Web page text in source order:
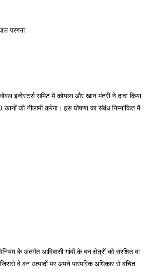
परगना
इन्वेस्टर्स समिट में कोयला और खान मंत्री ने दावा किया
की नीलामी करेगा। इस घोषणा का संबंध निम्नांकित में
के अंतर्गत आदिवासी गांवों के वन क्षेत्रों को संरक्षित वा
वे वन उत्पादों पर अपने पारंपरिक अधिकार से वंचित